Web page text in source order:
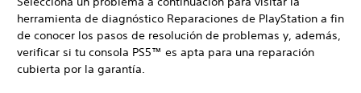
herramienta de diagnóstico Reparaciones de PlayStation a fin
de conocer los pasos de resolución de problemas y, además,
verificar si tu consola PS5™ es apta para una reparación
cubierta por la garantía.